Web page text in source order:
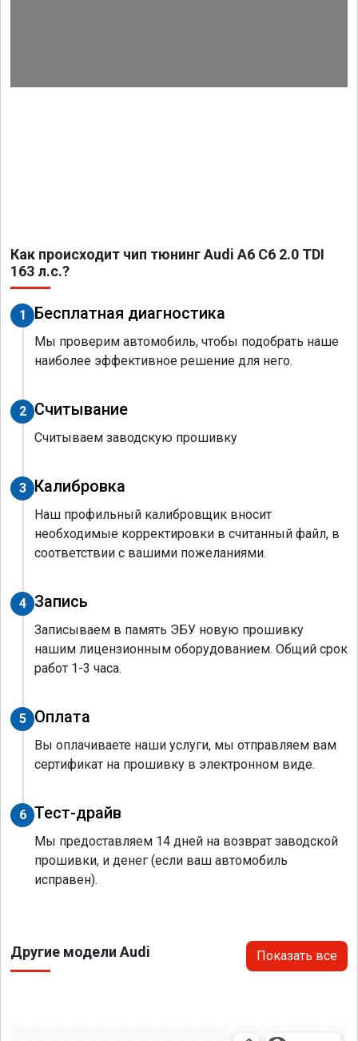
Как происходит чип тюнинг Audi A6 C6 2.0 TDI
163 л.с.?
1 Бесплатная диагностика
Мы проверим автомобиль, чтобы подобрать наше
наиболее эффективное решение для него.
2 Считывание
Считываем заводскую прошивку
3 Калибровка
Наш профильный калибровщик вносит
необходимые корректировки в считанный файл, в
соответствии с вашими пожеланиями.
4 Запись
Записываем в память ЭБУ новую прошивку
нашим лицензионным оборудованием. Общий срок
работ 1-3 часа.
5 Оплата
Вы оплачиваете наши услуги, мы отправляем вам
сертификат на прошивку в электронном виде.
6 Тест-драйв
Мы предоставляем 14 дней на возврат заводской
прошивки, и денег (если ваш автомобиль
исправен).
Другие модели Audi Показать все